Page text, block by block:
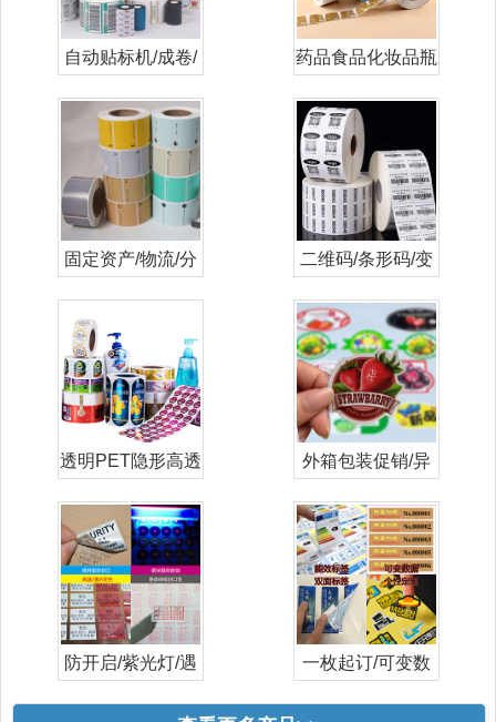
自动贴标机/成卷/
药品食品化妆品瓶
固定资产/物流/分
二维码/条形码/变
透明PET隐形高透
外箱包装促销/异
防开启/紫光灯/遇
一枚起订/可变数